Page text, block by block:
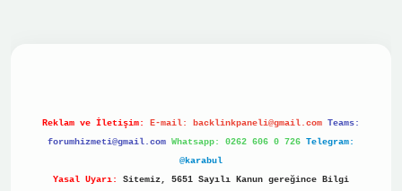
Reklam ve İletişim: E-mail: backlinkpaneli@gmail.com Teams:
forumhizmeti@gmail.com Whatsapp: 0262 606 0 726 Telegram:
@karabul
Yasal Uyarı:
Sitemiz, 5651 Sayılı Kanun gereğince Bilgi